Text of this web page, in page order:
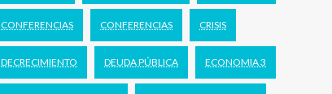
CONFERENCIAS CONFERENCIAS CRISIS
DECRECIMIENTO DEUDA PÚBLICA ECONOMIA 3